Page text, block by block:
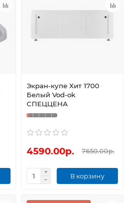
Экран-купе Хит 1700
Белый Vod-ok
СПЕЦЦЕНА
4590.00р. 7650.00р.
В корзину